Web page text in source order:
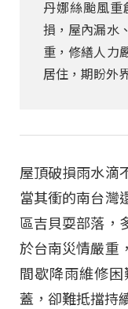
丹娜絲颱風重
損，屋內漏水
重，修繕人力
居住，期盼外
屋頂破損雨水滴
當其衝的南台灣
區吉貝耍部落，
於台南災情嚴重
間歇降雨維修
蓋，卻難抵擋持